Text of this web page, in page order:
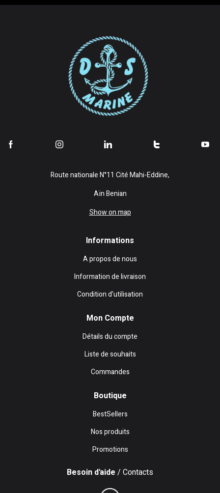
Route nationale N°11 Cité Mahi-Eddine,
Aïn Benian
Show on map
Informations
A propos de nous
Information de livraison
Condition d’utilisation
Mon Compte
Détails du compte
Liste de souhaits
Commandes
Boutique
BestSellers
Nos produits
Promotions
Besoin d'aide / Contacts